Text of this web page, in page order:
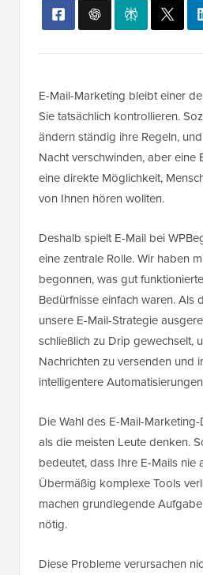
E-Mail-Marketing bleibt einer
Sie tatsächlich kontrollieren.
ändern ständig ihre Regeln,
Nacht verschwinden, aber eine
eine direkte Möglichkeit,
von Ihnen hören wollten.
Deshalb spielt E-Mail bei
eine zentrale Rolle. Wir haben
begonnen, was gut
Bedürfnisse einfach waren. Als
unsere E-Mail-Strategie
schließlich zu Drip gewechselt,
Nachrichten zu versenden und
intelligentere
Die Wahl des E-Mail-
als die meisten Leute denken.
bedeutet, dass Ihre E-Mails nie
Übermäßig komplexe Tools
machen grundlegende
nötig.
Diese Probleme verursachen